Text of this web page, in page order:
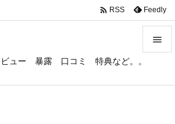
ュー 暴露 口コミ 特典など。。

 RSS Feedly